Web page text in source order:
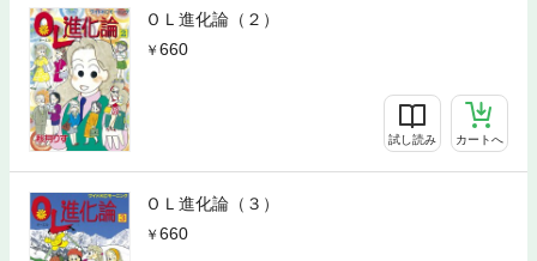
ＯＬ進化論（２）
660
試し読み カートへ
ＯＬ進化論（３）
660